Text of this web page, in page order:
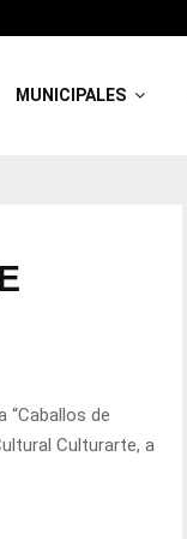
MUNICIPALES
de
Culturarte, a